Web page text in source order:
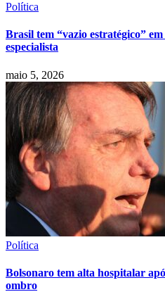
Política
Brasil tem “vazio estratégico”
especialista
maio 5, 2026
Política
Bolsonaro tem alta hospitalar
ombro